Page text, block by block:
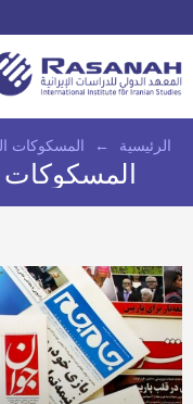
الرئيسية ← المسكوكات
المسكوكات